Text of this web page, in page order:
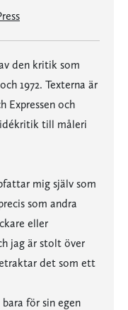
den kritik som
1972. Texterna är
Expressen och
till måleri
mig själv som
som andra
eller
jag är stolt över
det som ett
för sin egen